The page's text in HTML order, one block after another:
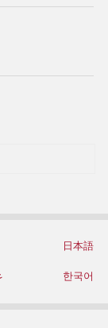
日本語
한국어